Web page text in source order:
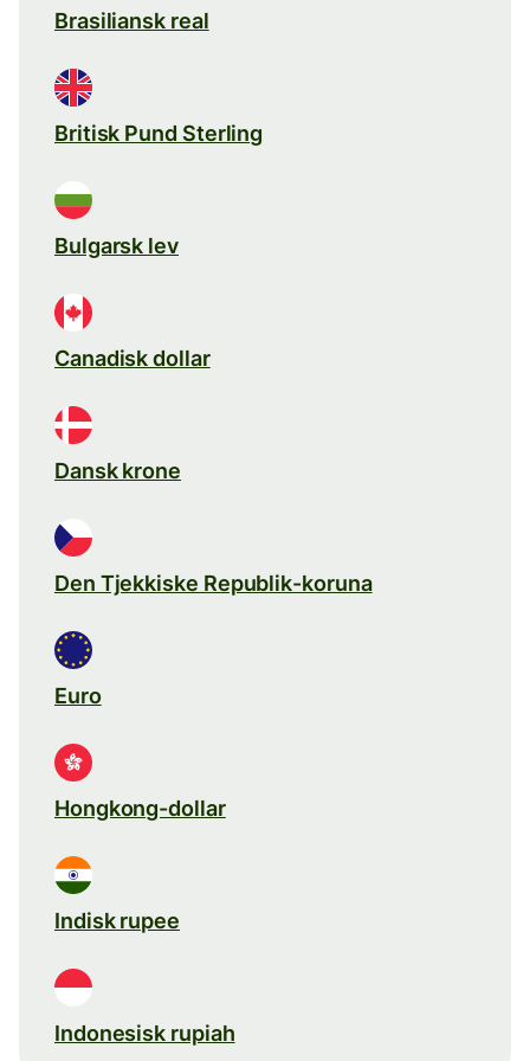
Brasiliansk real
Britisk Pund Sterling
Bulgarsk lev
Canadisk dollar
Dansk krone
Den Tjekkiske Republik-koruna
Euro
Hongkong-dollar
Indisk rupee
Indonesisk rupiah